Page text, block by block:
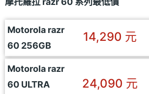
Motorola razr
60 256GB
14,290 元
Motorola razr
60 ULTRA
24,090 元